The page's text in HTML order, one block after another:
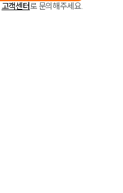
고객센터로 문의해주세요.